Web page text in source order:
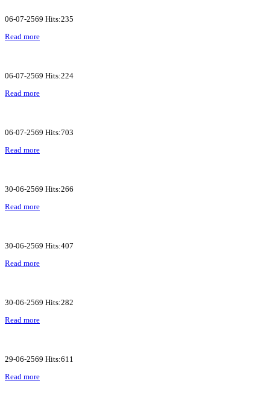
06-07-2569 Hits:235
Read more
06-07-2569 Hits:224
Read more
06-07-2569 Hits:703
Read more
30-06-2569 Hits:266
Read more
30-06-2569 Hits:407
Read more
30-06-2569 Hits:282
Read more
29-06-2569 Hits:611
Read more